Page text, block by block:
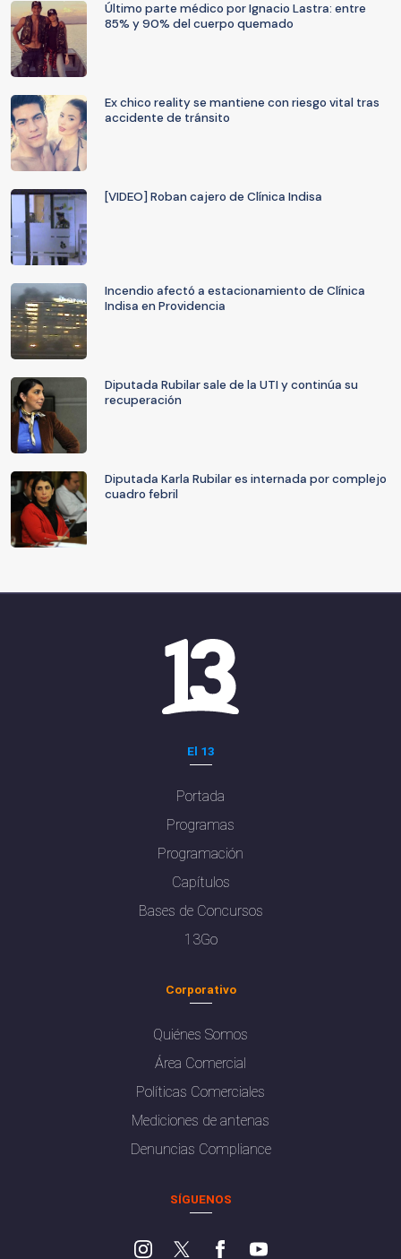
Último parte médico por Ignacio Lastra: entre
85% y 90% del cuerpo quemado
Ex chico reality se mantiene con riesgo vital tras
accidente de tránsito
[VIDEO] Roban cajero de Clínica Indisa
Incendio afectó a estacionamiento de Clínica
Indisa en Providencia
Diputada Rubilar sale de la UTI y continúa su
recuperación
Diputada Karla Rubilar es internada por complejo
cuadro febril
El 13
Portada
Programas
Programación
Capítulos
Bases de Concursos
13Go
Corporativo
Quiénes Somos
Área Comercial
Políticas Comerciales
Mediciones de antenas
Denuncias Compliance
SÍGUENOS